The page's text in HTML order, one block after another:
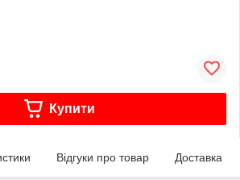
Купити
Відгуки про товар Доставка